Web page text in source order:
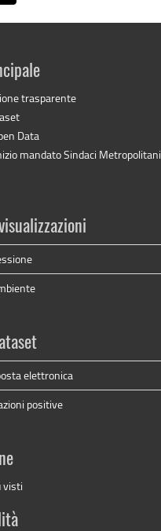
trasparente
Data
mandato Sindaci Metropolitani
elettronica
positive
visti